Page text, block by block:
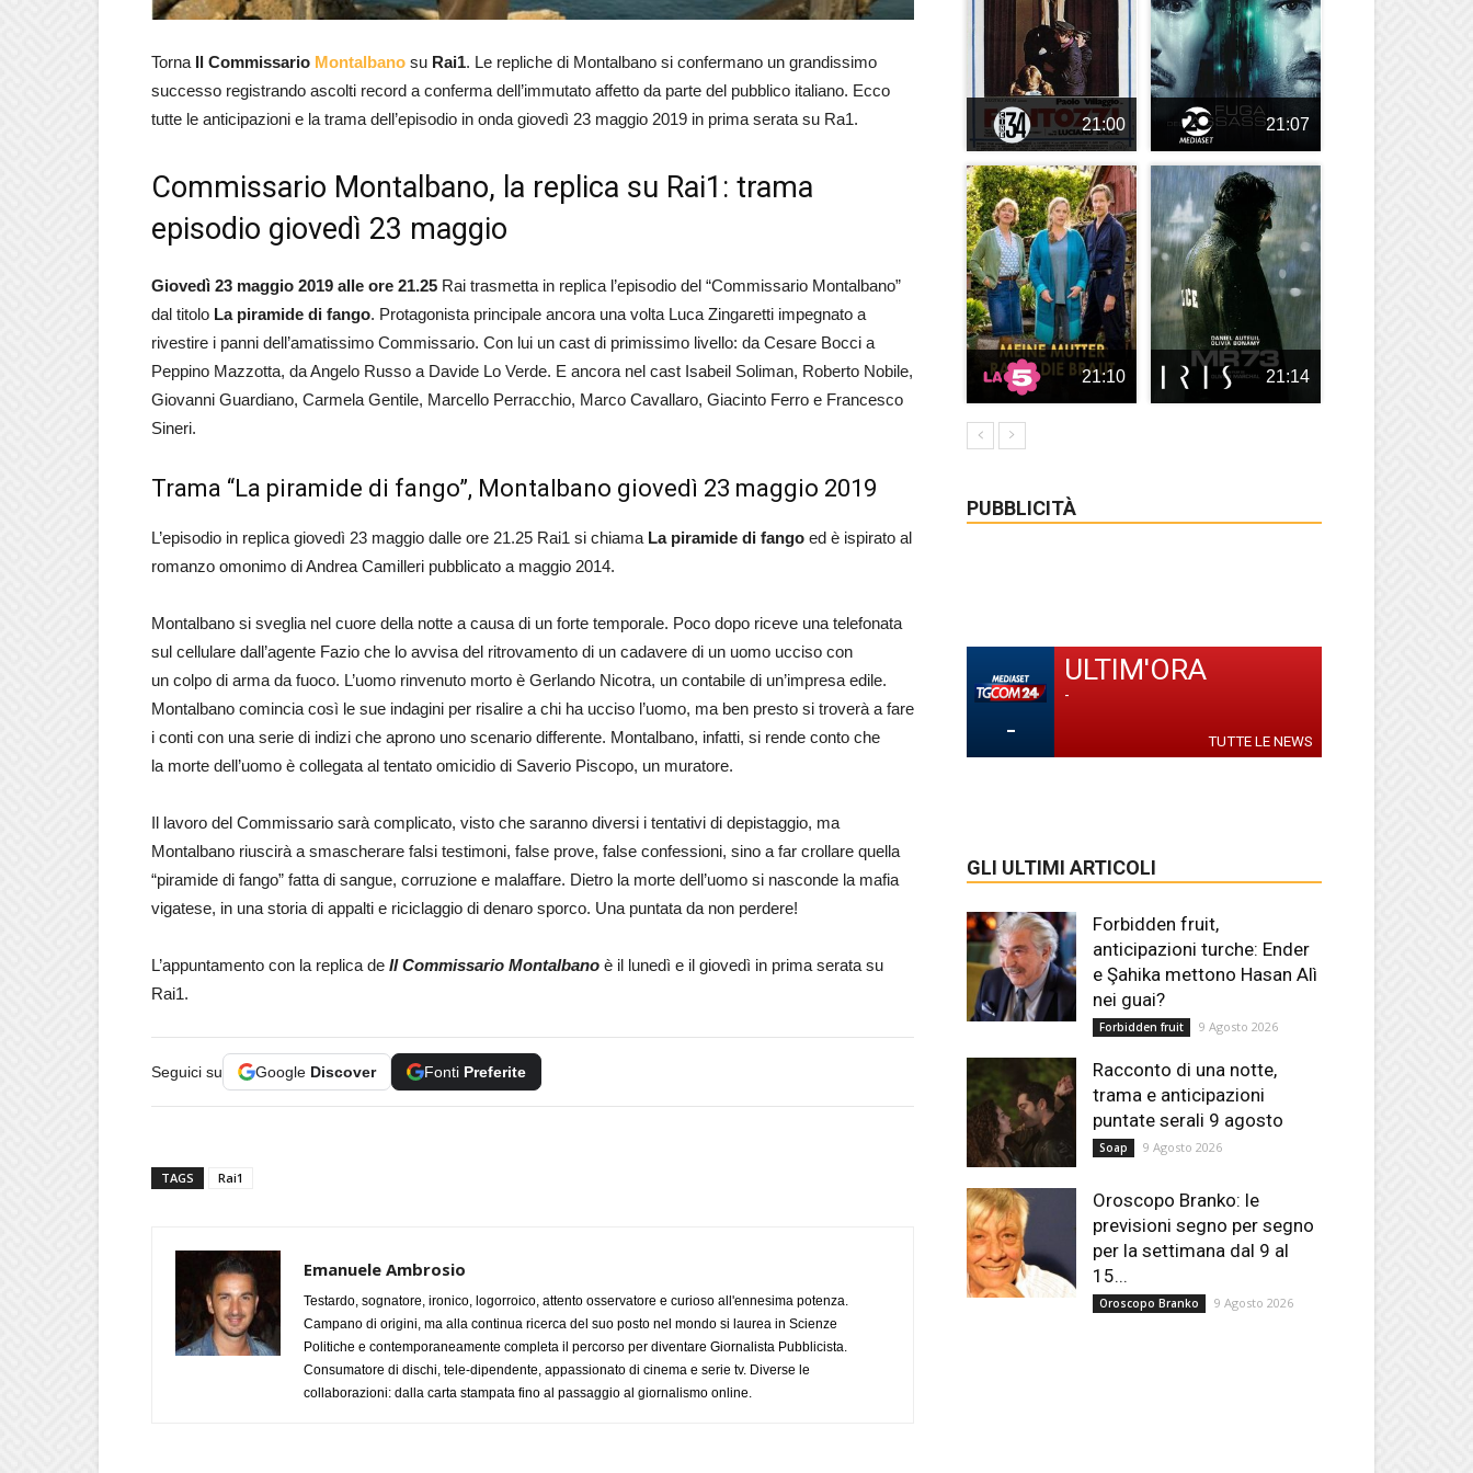
Torna Il Commissario Montalbano su Rai1. Le repliche di Montalbano si confermano un grandissimo
successo registrando ascolti record a conferma dell’immutato affetto da parte del pubblico italiano. Ecco
tutte le anticipazioni e la trama dell’episodio in onda giovedì 23 maggio 2019 in prima serata su Ra1.
Commissario Montalbano, la replica su Rai1: trama
episodio giovedì 23 maggio
Giovedì 23 maggio 2019 alle ore 21.25 Rai trasmetta in replica l’episodio del “Commissario Montalbano”
dal titolo La piramide di fango. Protagonista principale ancora una volta Luca Zingaretti impegnato a
rivestire i panni dell’amatissimo Commissario. Con lui un cast di primissimo livello: da Cesare Bocci a
Peppino Mazzotta, da Angelo Russo a Davide Lo Verde. E ancora nel cast Isabeil Soliman, Roberto Nobile,
Giovanni Guardiano, Carmela Gentile, Marcello Perracchio, Marco Cavallaro, Giacinto Ferro e Francesco
Sineri.
Trama “La piramide di fango”, Montalbano giovedì 23 maggio 2019
L’episodio in replica giovedì 23 maggio dalle ore 21.25 Rai1 si chiama La piramide di fango ed è ispirato al
romanzo omonimo di Andrea Camilleri pubblicato a maggio 2014.
Montalbano si sveglia nel cuore della notte a causa di un forte temporale. Poco dopo riceve una telefonata
sul cellulare dall’agente Fazio che lo avvisa del ritrovamento di un cadavere di un uomo ucciso con
un colpo di arma da fuoco. L’uomo rinvenuto morto è Gerlando Nicotra, un contabile di un’impresa edile.
Montalbano comincia così le sue indagini per risalire a chi ha ucciso l’uomo, ma ben presto si troverà a fare
i conti con una serie di indizi che aprono uno scenario differente. Montalbano, infatti, si rende conto che
la morte dell’uomo è collegata al tentato omicidio di Saverio Piscopo, un muratore.
Il lavoro del Commissario sarà complicato, visto che saranno diversi i tentativi di depistaggio, ma
Montalbano riuscirà a smascherare falsi testimoni, false prove, false confessioni, sino a far crollare quella
“piramide di fango” fatta di sangue, corruzione e malaffare. Dietro la morte dell’uomo si nasconde la mafia
vigatese, in una storia di appalti e riciclaggio di denaro sporco. Una puntata da non perdere!
L’appuntamento con la replica de Il Commissario Montalbano è il lunedì e il giovedì in prima serata su
Rai1.
Seguici su Google Discover Fonti Preferite
TAGS Rai1
Emanuele Ambrosio
Testardo, sognatore, ironico, logorroico, attento osservatore e curioso all'ennesima potenza.
Campano di origini, ma alla continua ricerca del suo posto nel mondo si laurea in Scienze
Politiche e contemporaneamente completa il percorso per diventare Giornalista Pubblicista.
Consumatore di dischi, tele-dipendente, appassionato di cinema e serie tv. Diverse le
collaborazioni: dalla carta stampata fino al passaggio al giornalismo online.
21:00 21:07
21:10 21:14
PUBBLICITÀ
-
ULTIM'ORA
-
TUTTE LE NEWS
GLI ULTIMI ARTICOLI
Forbidden fruit,
anticipazioni turche: Ender
e Şahika mettono Hasan Alì
nei guai?
Forbidden fruit 9 Agosto 2026
Racconto di una notte,
trama e anticipazioni
puntate serali 9 agosto
Soap 9 Agosto 2026
Oroscopo Branko: le
previsioni segno per segno
per la settimana dal 9 al
15...
Oroscopo Branko 9 Agosto 2026